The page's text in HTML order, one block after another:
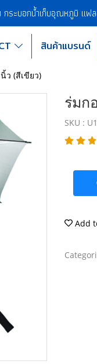
ระบอกน้ำเก็บอุณหภูมิ แฟ
สินค้าแบรนด์
ว (สีเขียว)
ร่มก
SKU :
Add